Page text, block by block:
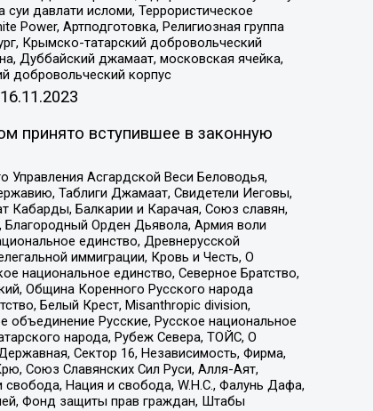
давлати исломи, Террористическое
Артподготовка, Религиозная группа
Крымско-татарский добровольческий
Дуббайский джамаат, московская ячейка,
добровольческий корпус
16.11.2023
принято вступившее в законную
Асгардской Веси Беловодья,
Таблиги Джамаат, Свидетели Иеговы,
Кабарды, Балкарии и Карачая, Союз славян,
Благородный Орден Дьявола, Армия воли
единство, Древнерусской
иммиграции, Кровь и Честь, О
национальное единство, Северное Братство,
Община Коренного Русского народа
Белый Крест, Misanthropic division,
объединение Русские, Русское национальное
народа, Рубеж Севера, ТОЙС, О
Сектор 16, Независимость, Фирма,
Союз Славянских Сил Руси, Алля-Аят,
свобода, Нация и свобода, W.H.С., Фалунь Дафа,
Фонд защиты прав граждан, Штабы